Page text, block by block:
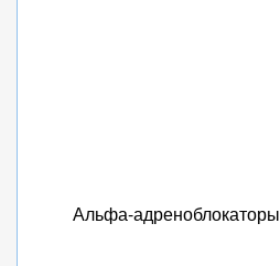
Альфа-адреноблокаторы